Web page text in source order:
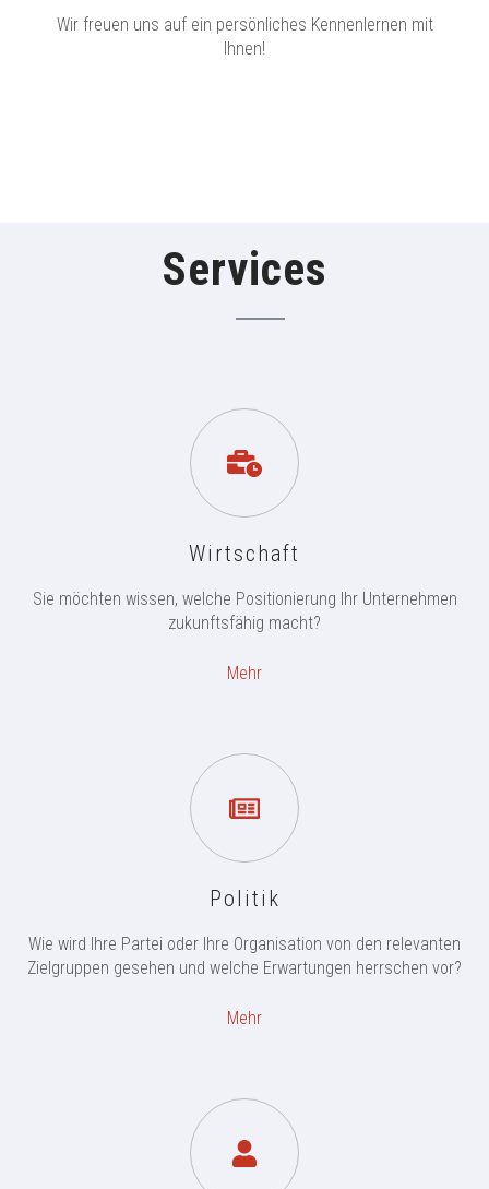
Wir freuen uns auf ein persönliches Kennenlernen mit
Ihnen!
Services
Wirtschaft
Sie möchten wissen, welche Positionierung Ihr Unternehmen
zukunftsfähig macht?
Mehr
Politik
Wie wird Ihre Partei oder Ihre Organisation von den relevanten
Zielgruppen gesehen und welche Erwartungen herrschen vor?
Mehr